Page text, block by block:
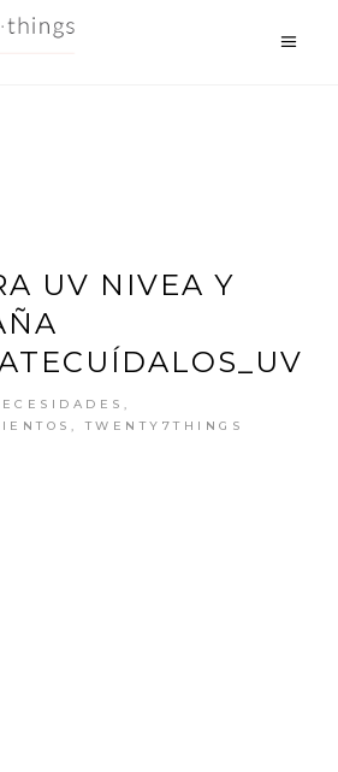
UV NIVEA Y
,
,TWENTY7THINGS